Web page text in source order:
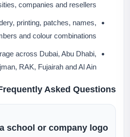
companies and resellers.
printing, patches, names,
and colour combinations.
across Dubai, Abu Dhabi,
RAK, Fujairah and Al Ain.
Asked Questions
school or company logo?